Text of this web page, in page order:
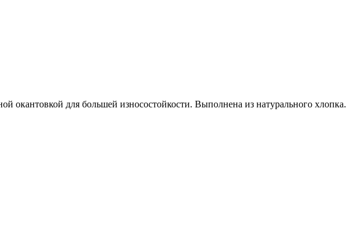
окантовкой для большей износостойкости. Выполнена из натурального хлопка.